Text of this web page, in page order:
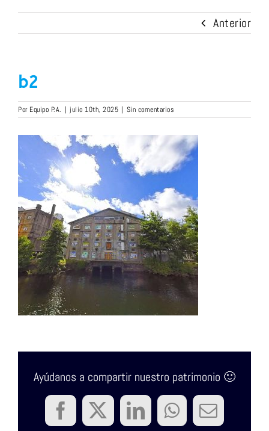
Anterior
b2
Por Equipo P.A. | julio 10th, 2025 | Sin comentarios
Ayúdanos a compartir nuestro patrimonio 🙂
Facebook
TwitterLinkedInWhatsApp
Correo